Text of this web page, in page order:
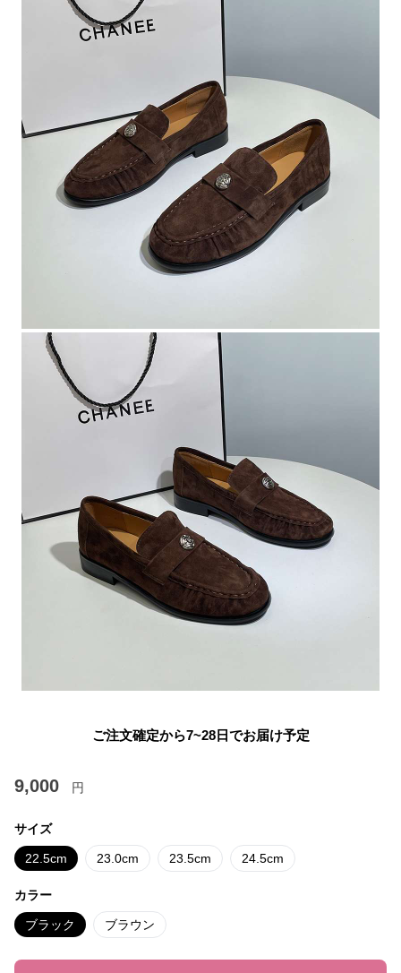
ご注文確定から7~28日でお届け予定
9,000 円
サイズ
22.5cm 23.0cm 23.5cm 24.5cm
カラー
ブラック ブラウン